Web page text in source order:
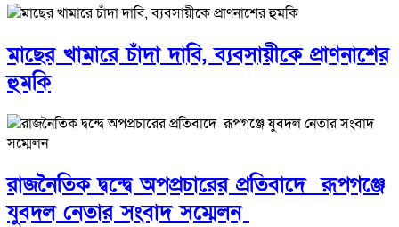
মাছের খামারে চাঁদা দাবি, ব্যবসায়ীকে প্রাণনাশের
হুমকি
রাজনৈতিক দ্বন্দ্বে অপপ্রচারের প্রতিবাদে ‎রূপগঞ্জে
যুবদল নেতার সংবাদ সম্মেলন ‎